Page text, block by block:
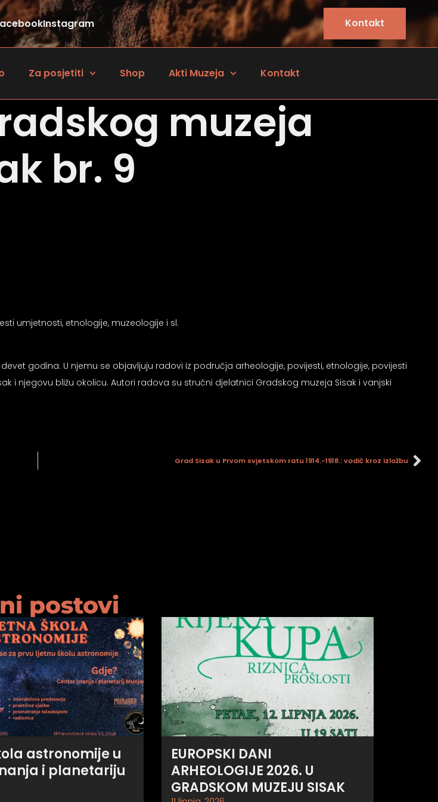
Instagram Kontakt
Za posjetiti Shop Akti Muzeja Kontakt
muzeja
br. 9
umjetnosti, etnologije, muzeologije i sl.
godina. U njemu se objavljuju radovi iz područja arheologije, povijesti, etnologije, povijesti
i njegovu bližu okolicu. Autori radova su stručni djelatnici Gradskog muzeja Sisak i vanjski
Grad Sisak u Prvom svjetskom ratu 1914.-1918.: vodič kroz izložbu
postovi
astronomije u
i planetariju
EUROPSKI DANI
ARHEOLOGIJE 2026. U
GRADSKOM MUZEJU SISAK